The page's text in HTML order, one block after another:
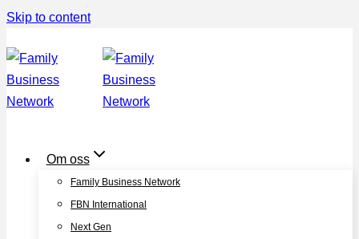
Skip to content
Om oss
Family Business Network
FBN International
Next Gen